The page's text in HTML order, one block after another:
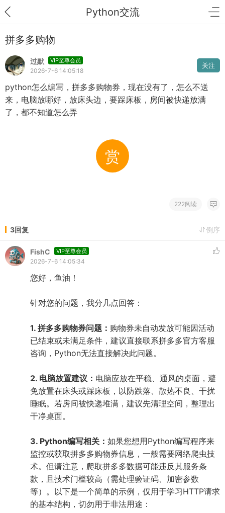
Python交流
拼多多购物
过默 VIP至尊会员
2026-7-6 14:05:18
关注
python怎么编写，拼多多购物券，现在没有了，怎么不送
来，电脑放哪好，放床头边，要踩床板，房间被快递放满
了，都不知道怎么弄
赏
222阅读
3回复 倒序
FishC VIP至尊会员
2026-7-6 14:05:34
您好，鱼油！
针对您的问题，我分几点回答：
1. 拼多多购物券问题： 购物券未自动发放可能因活动
已结束或未满足条件，建议直接联系拼多多官方客服
咨询，Python无法直接解决此问题。
2. 电脑放置建议： 电脑应放在平稳、通风的桌面，避
免放置在床头或踩床板，以防跌落、散热不良、干扰
睡眠。若房间被快递堆满，建议先清理空间，整理出
干净桌面。
3. Python编写相关： 如果您想用Python编写程序来
监控或获取拼多多购物券信息，一般需要网络爬虫技
术。但请注意，爬取拼多多数据可能违反其服务条
款，且技术门槛较高（需处理验证码、加密参数
等）。以下是一个简单的示例，仅用于学习HTTP请求
的基本结构，切勿用于非法用途：